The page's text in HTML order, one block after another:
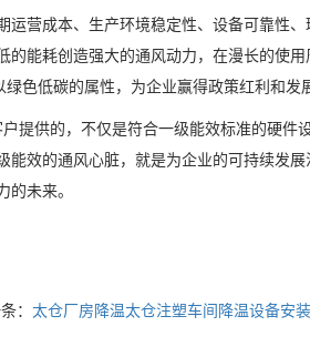
营成本、生产环境稳定性、设备可靠性、
能耗创造强大的通风动力，在漫长的使用
色低碳的属性，为企业赢得政策红利和发
提供的，不仅是符合一级能效标准的硬件
效的通风心脏，就是为企业的可持续发展
未来。
：太仓厂房降温太仓注塑车间降温设备安装